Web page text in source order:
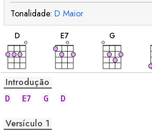
Tonalidade: D Maior
D
acorde
E7
acorde
G
acorde
Introdução
D E7 G D
Versículo 1